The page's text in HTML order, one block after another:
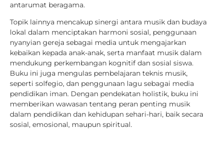
antarumat beragama.
Topik lainnya mencakup sinergi antara musik dan budaya
lokal dalam menciptakan harmoni sosial, penggunaan
nyanyian gereja sebagai media untuk mengajarkan
kebaikan kepada anak-anak, serta manfaat musik dalam
mendukung perkembangan kognitif dan sosial siswa.
Buku ini juga mengulas pembelajaran teknis musik,
seperti solfegio, dan penggunaan lagu sebagai media
pendidikan iman. Dengan pendekatan holistik, buku ini
memberikan wawasan tentang peran penting musik
dalam pendidikan dan kehidupan sehari-hari, baik secara
sosial, emosional, maupun spiritual.